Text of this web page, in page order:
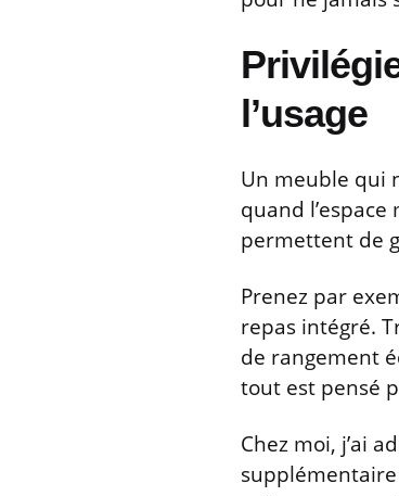
l’usage
Un meuble qui
quand l’espace
permettent de
Prenez par
repas intégré.
de rangement
tout est pensé
Chez moi, j’ai